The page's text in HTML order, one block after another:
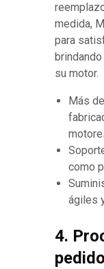
medida,
para
su motor.
Más
como
ágiles
4.